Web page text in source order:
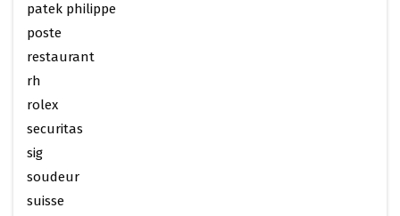
patek philippe
poste
restaurant
rh
rolex
securitas
sig
soudeur
suisse